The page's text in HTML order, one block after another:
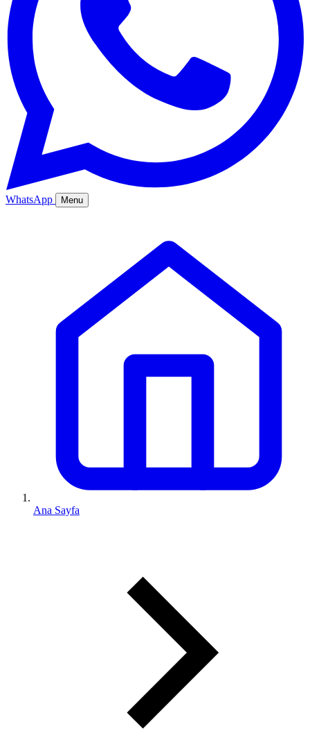
WhatsApp Menu
Kurumsal
Online Sipariş%20
Ana Sayfa